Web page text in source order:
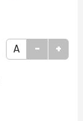
A - +